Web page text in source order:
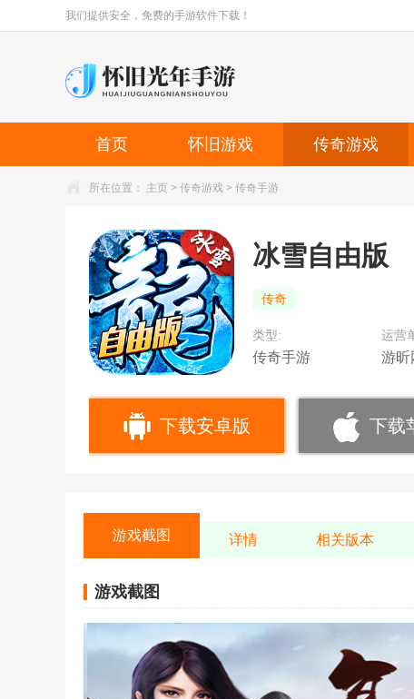
我们提供安全，免费的手游软件下载！
首页 怀旧游戏 传奇游戏
所在位置： 主页 > 传奇游戏 > 传奇手游
冰雪自由版
传奇
类型:
传奇手游
运营
游昕
下载安卓版 下载
游戏截图 详情 相关版本
游戏截图